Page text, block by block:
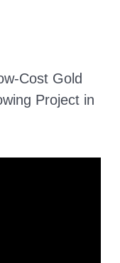
Cost Gold
Project in